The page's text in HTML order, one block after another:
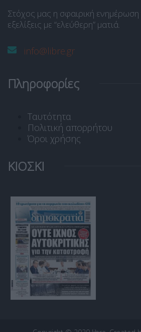
Στόχος μας η σφαιρική ενημέρωση
εξελίξεις με “ελεύθερη” ματιά.
info@libre.gr
Πληροφορίες
Ταυτότητα
Πολιτική απορρήτου
Όροι χρήσης
ΚΙΟΣΚΙ